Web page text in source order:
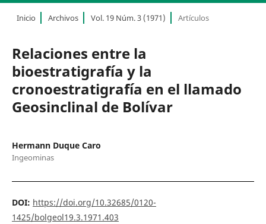
Inicio Archivos Vol. 19 Núm. 3 (1971) Artículos
Relaciones entre la
bioestratigrafía y la
cronoestratigrafía en el llamado
Geosinclinal de Bolívar
Hermann Duque Caro
Ingeominas
DOI: https://doi.org/10.32685/0120-
1425/bolgeol19.3.1971.403